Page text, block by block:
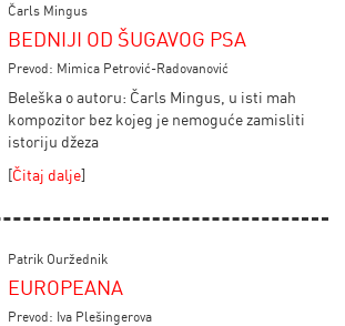
Čarls Mingus
BEDNIJI OD ŠUGAVOG PSA
Prevod: Mimica Petrović-Radovanović
Beleška o autoru: Čarls Mingus, u isti mah
kompozitor bez kojeg je nemoguće zamisliti
istoriju džeza
[Čitaj dalje]
Patrik Ouržednik
EUROPEANA
Prevod: Iva Plešingerova